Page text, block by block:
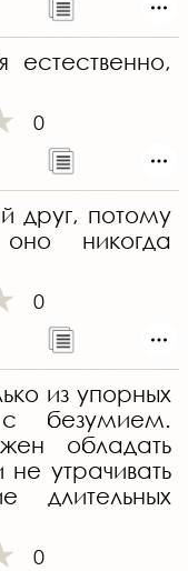
естественно,
0
друг, потому
никогда
0
из упорных
безумием.
обладать
утрачивать
длительных
0